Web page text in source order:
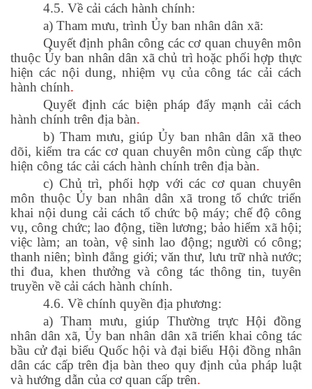
4.5. Về cải cách hành chính:
a) Tham mưu, trình Ủy ban nhân dân xã:
Quyết định phân công các cơ quan chuyên môn
thuộc Ủy ban nhân dân xã chủ trì hoặc phối hợp thực
hiện các nội dung, nhiệm vụ của công tác cải cách
hành chính.
Quyết định các biện pháp đẩy mạnh cải cách
hành chính trên địa bàn.
b) Tham mưu, giúp Ủy ban nhân dân xã theo
dõi, kiểm tra các cơ quan chuyên môn cùng cấp thực
hiện công tác cải cách hành chính trên địa bàn.
c) Chủ trì, phối hợp với các cơ quan chuyên
môn thuộc Ủy ban nhân dân xã trong tổ chức triển
khai nội dung cải cách tổ chức bộ máy; chế độ công
vụ, công chức; lao động, tiền lương; bảo hiểm xã hội;
việc làm; an toàn, vệ sinh lao động; người có công;
thanh niên; bình đẳng giới; văn thư, lưu trữ nhà nước;
thi đua, khen thưởng và công tác thông tin, tuyên
truyền về cải cách hành chính.
4.6. Về chính quyền địa phương:
a) Tham mưu, giúp Thường trực Hội đồng
nhân dân xã, Ủy ban nhân dân xã triển khai công tác
bầu cử đại biểu Quốc hội và đại biểu Hội đồng nhân
dân các cấp trên địa bàn theo quy định của pháp luật
và hướng dẫn của cơ quan cấp trên.